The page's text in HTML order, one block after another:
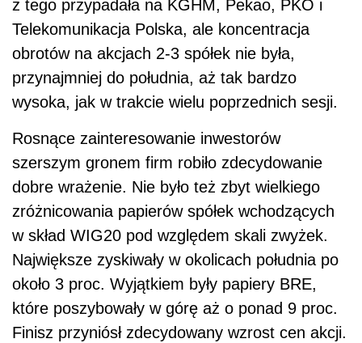
z tego przypadała na KGHM, Pekao, PKO i
Telekomunikacja Polska, ale koncentracja
obrotów na akcjach 2-3 spółek nie była,
przynajmniej do południa, aż tak bardzo
wysoka, jak w trakcie wielu poprzednich sesji.
Rosnące zainteresowanie inwestorów
szerszym gronem firm robiło zdecydowanie
dobre wrażenie. Nie było też zbyt wielkiego
zróżnicowania papierów spółek wchodzących
w skład WIG20 pod względem skali zwyżek.
Największe zyskiwały w okolicach południa po
około 3 proc. Wyjątkiem były papiery BRE,
które poszybowały w górę aż o ponad 9 proc.
Finisz przyniósł zdecydowany wzrost cen akcji.